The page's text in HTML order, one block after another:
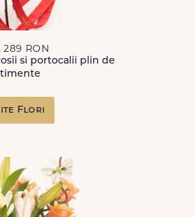
RON
si portocalii plin de
Flori